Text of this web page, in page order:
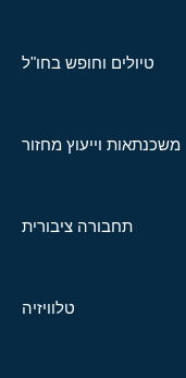
טיולים וחופש בחו"ל
משכנתאות וייעוץ מחזור
תחבורה ציבורית
טלוויזיה